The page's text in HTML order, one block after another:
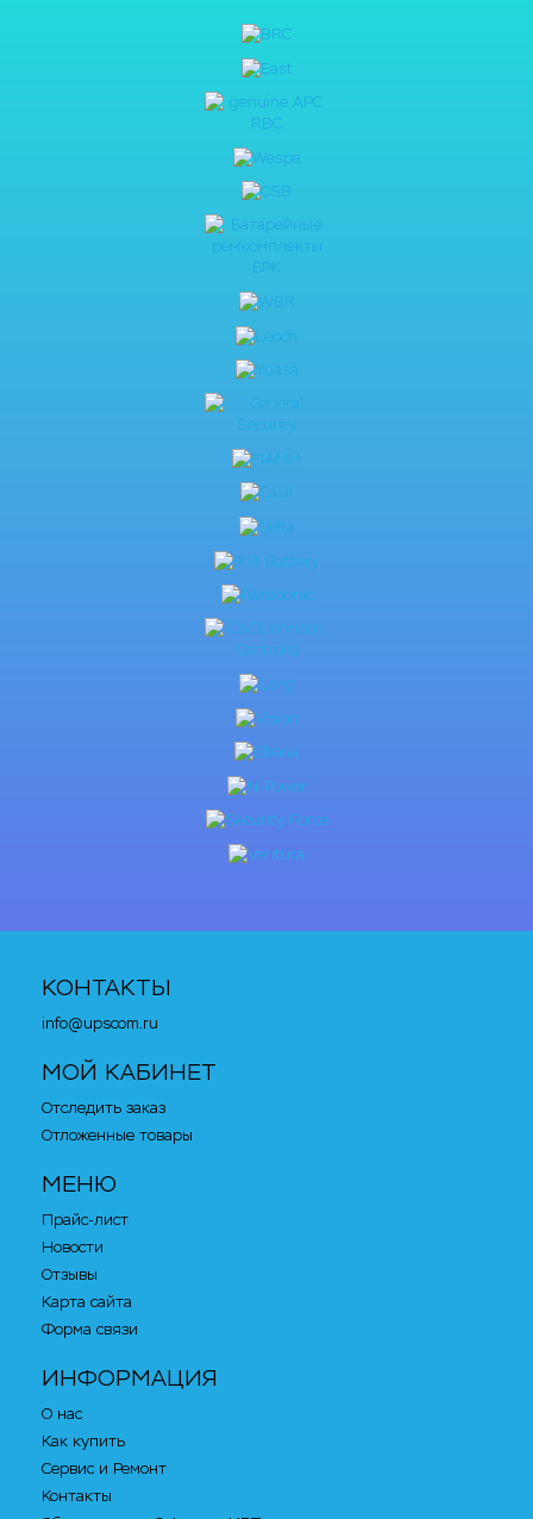
КОНТАКТЫ
info@upscom.ru
МОЙ КАБИНЕТ
Отследить заказ
Отложенные товары
МЕНЮ
Прайс-лист
Новости
Отзывы
Карта сайта
Форма связи
ИНФОРМАЦИЯ
О нас
Как купить
Сервис и Ремонт
Контакты